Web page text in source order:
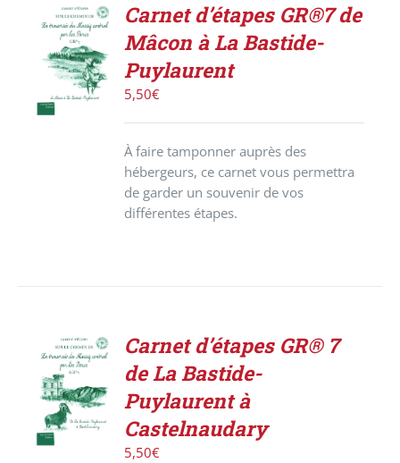
ACHETER
LE
PRODUIT
/
DÉTAILS
Carnet d’étapes GR®7 de
Mâcon à La Bastide-
Puylaurent
5,50€
À faire tamponner auprès des
hébergeurs, ce carnet vous permettra
de garder un souvenir de vos
différentes étapes.
ACHETER
LE
PRODUIT
/
DÉTAILS
Carnet d’étapes GR® 7
de La Bastide-
Puylaurent à
Castelnaudary
5,50€